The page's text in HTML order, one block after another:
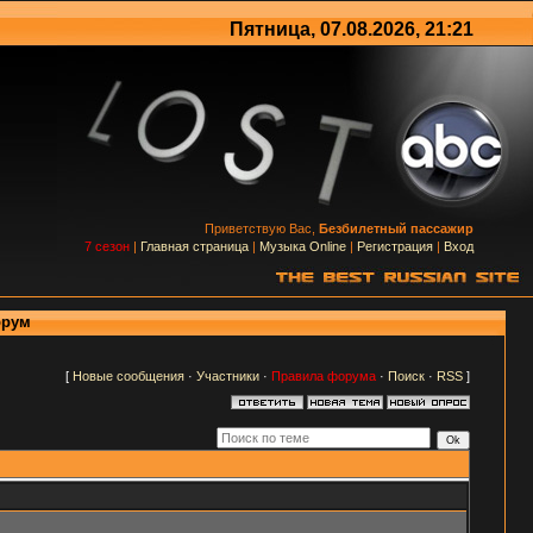
Пятница, 07.08.2026, 21:21
Приветствую Вас, Безбилетный пассажир
7 сезон | Главная страница | Музыка Online | Регистрация | Вход
[ Новые сообщения· Участники· Правила форума· Поиск· RSS]